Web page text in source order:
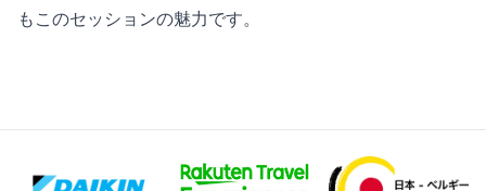
もこのセッションの魅力です。